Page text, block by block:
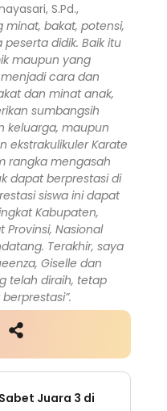
S.Pd.,
minat, bakat, potensi,
didik. Baik itu
maupun yang
cara dan
dan minat anak,
sumbangsih
keluarga, maupun
ekstrakulikuler Karate
rangka mengasah
dapat berprestasi di
siswa ini dapat
Kabupaten,
Nasional
Terakhir, saya
Giselle dan
telah diraih, tetap
Juara 3 di